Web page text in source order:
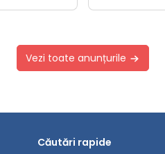
Vezi toate anunțurile
Căutări rapide